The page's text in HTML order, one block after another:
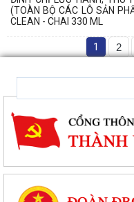
(TOÀN BỘ CÁC LÔ SẢN
CLEAN - CHAI 330 ML
1 2